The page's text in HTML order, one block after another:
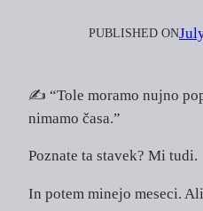
PUBLISHED ON
✍️ “Tole moramo nujno
nimamo časa.”
Poznate ta stavek? Mi tudi.
In potem minejo meseci.